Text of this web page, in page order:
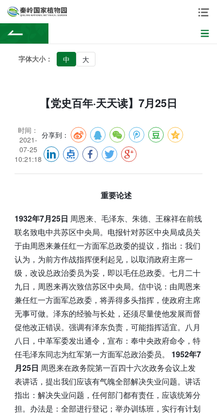
字体大小： 中 大
【党史百年·天天读】7月25日
时间：
2021-
07-25
10:21:18
分享到：
重要论述
1932年7月25日 周恩来、毛泽东、朱德、王稼祥在前线
联名致电中共苏区中央局。电报针对苏区中央局成员关
于由周恩来兼任红一方面军总政委的提议，指出：我们
认为，为前方作战指挥便利起见，以取消政府主席一
级，改设总政治委员为妥，即以毛任总政委。七月二十
九日，周恩来再次致信苏区中央局。信中说：由周恩来
兼任红一方面军总政委，将弄得多头指挥，使政府主席
无事可做。泽东的经验与长处，还须尽量使他发展而督
促他改正错误。强调有泽东负责，可能指挥适宜。八月
八日，中革军委发出通令，宣布：奉中央政府命令，特
任毛泽东同志为红军第一方面军总政治委员。 1952年7
月25日 周恩来在政务院第一百四十六次政务会议上发
表讲话，提出我们应该有气魄全部解决失业问题。讲话
指出：解决失业问题，任何部门都有责任，应该统筹分
担。办法是：全部进行登记；举办训练班，实行有计划